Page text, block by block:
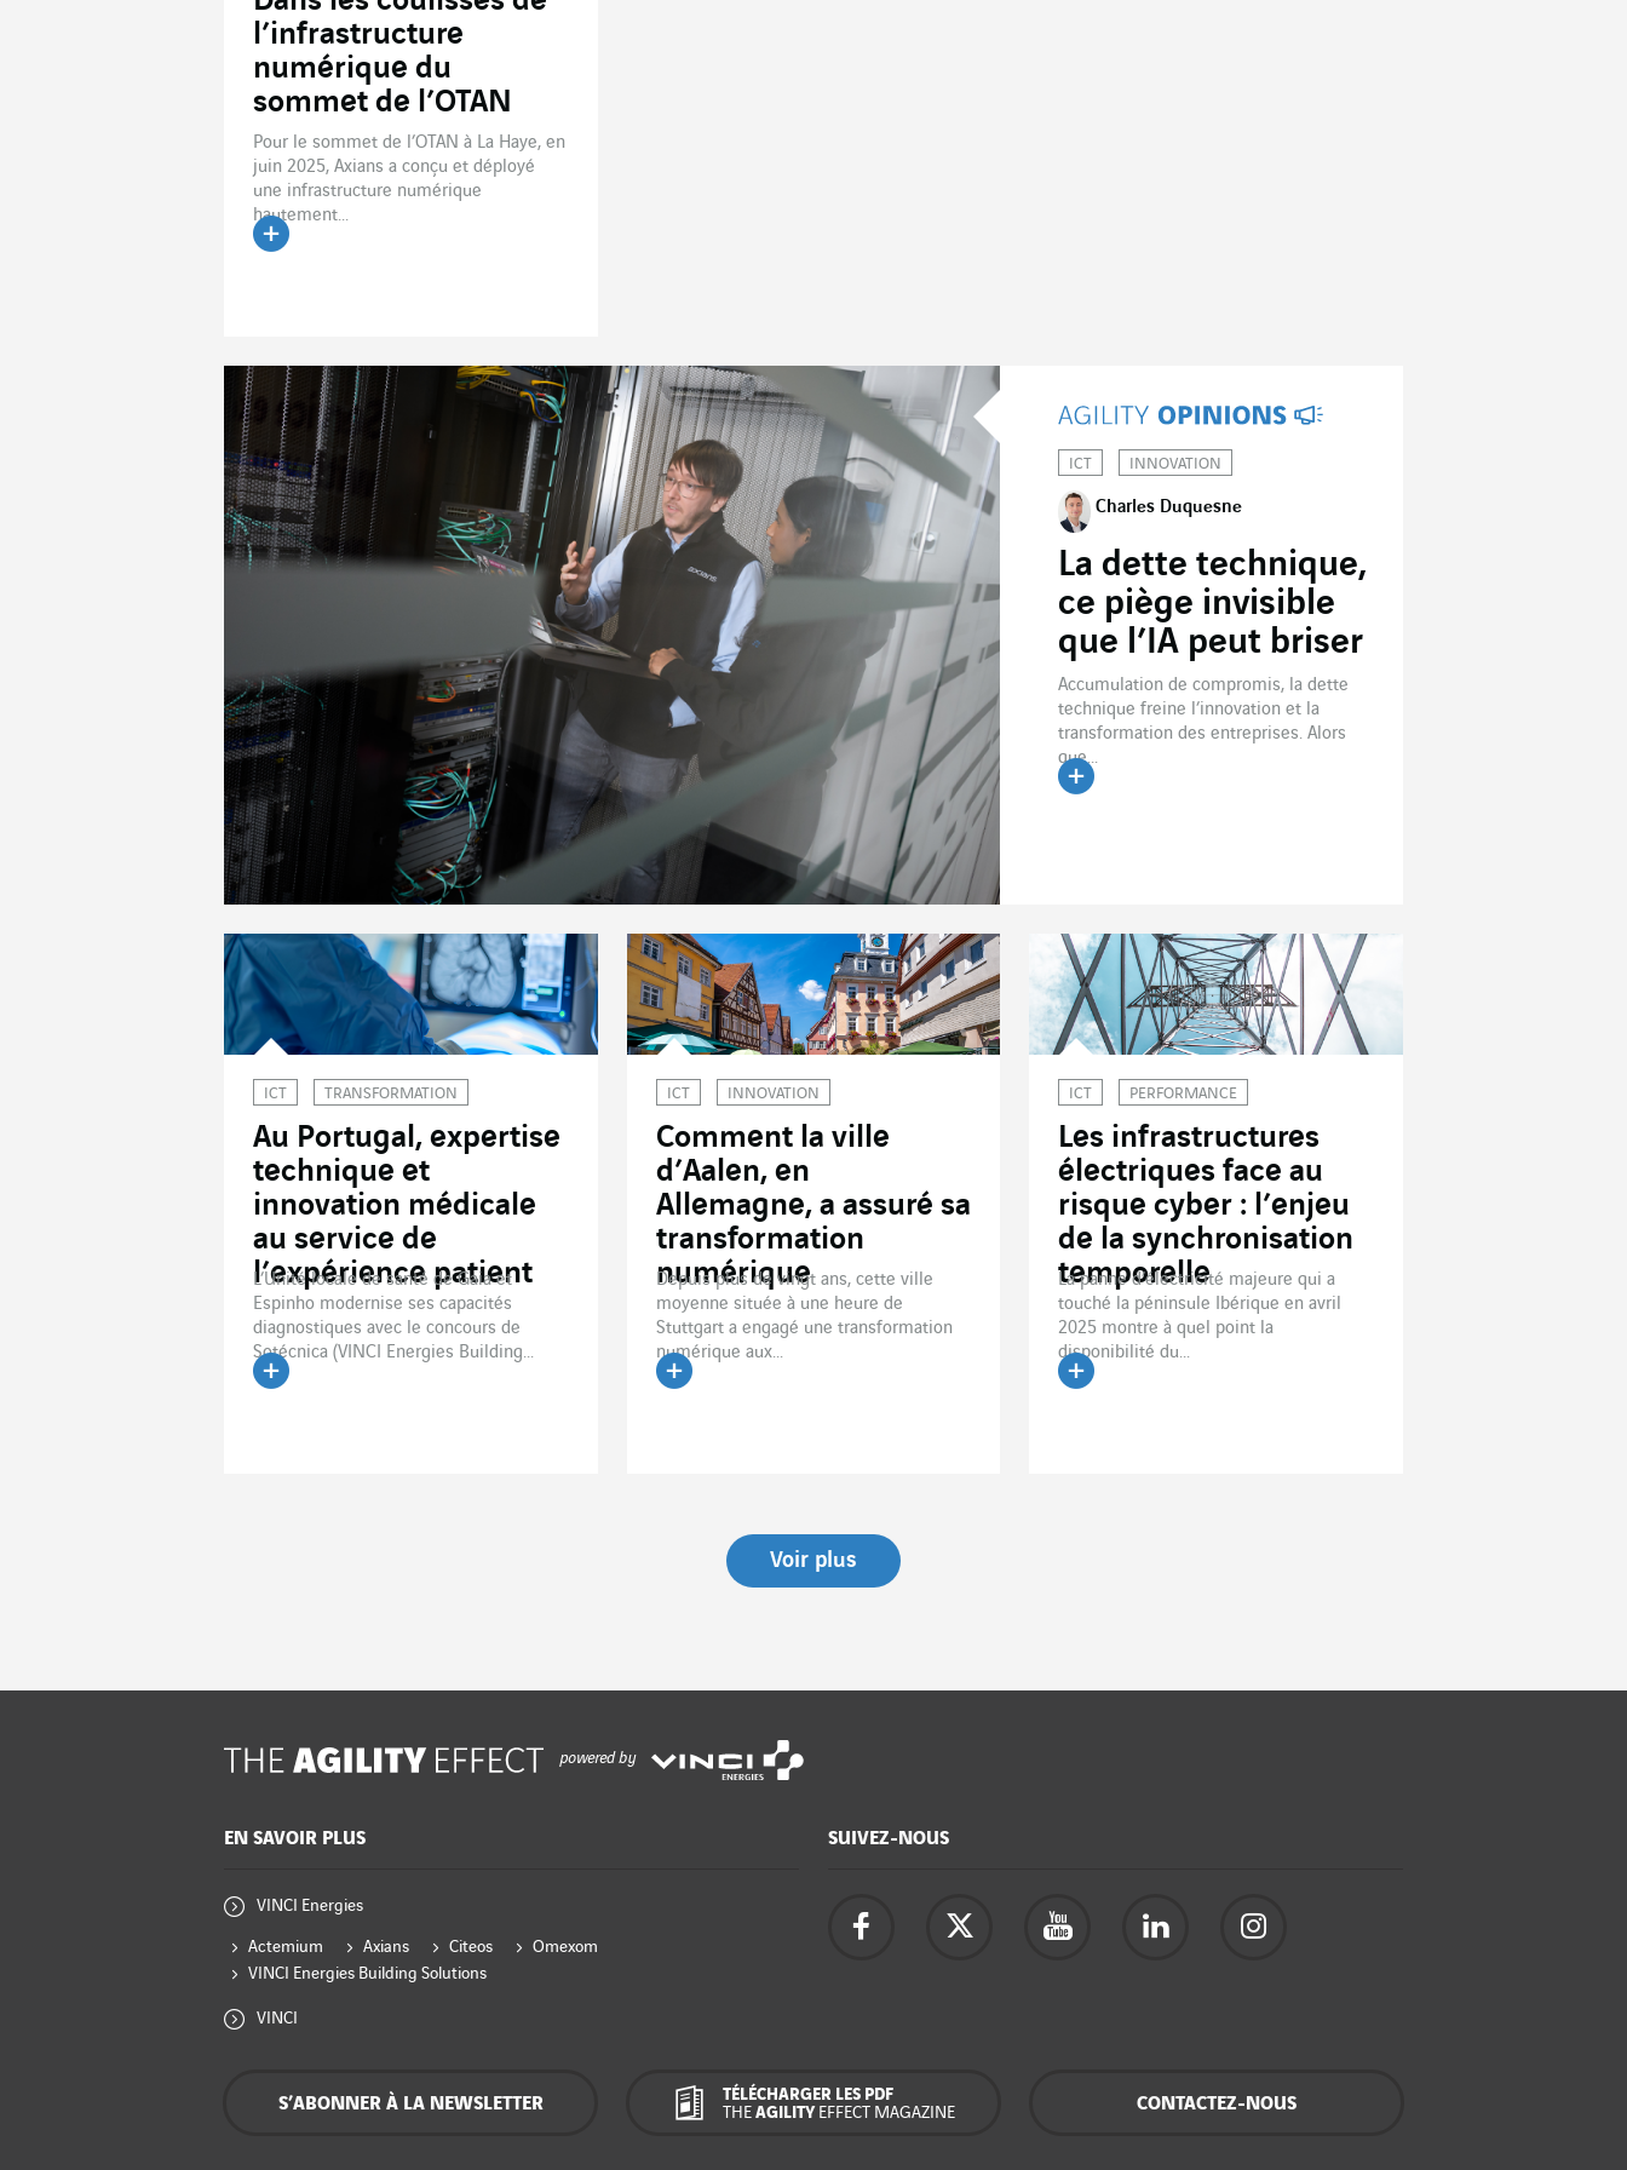
l’infrastructure
numérique du
sommet de l’OTAN
Pour le sommet de l’OTAN à La Haye, en
juin 2025, Axians a conçu et déployé
une infrastructure numérique
hautement...
ICT INNOVATION
Charles Duquesne
La dette technique,
ce piège invisible
que l’IA peut briser
Accumulation de compromis, la dette
technique freine l’innovation et la
transformation des entreprises. Alors
que...
ICT TRANSFORMATION
Au Portugal, expertise
technique et
innovation médicale
au service de
l’expérience patient
L’Unité locale de santé de Gaia et
Espinho modernise ses capacités
diagnostiques avec le concours de
Sotécnica (VINCI Energies Building...
ICT INNOVATION
Comment la ville
d’Aalen, en
Allemagne, a assuré sa
transformation
numérique
Depuis plus de vingt ans, cette ville
moyenne située à une heure de
Stuttgart a engagé une transformation
numérique aux...
ICT PERFORMANCE
Les infrastructures
électriques face au
risque cyber : l’enjeu
de la synchronisation
temporelle
La panne d’électricité majeure qui a
touché la péninsule Ibérique en avril
2025 montre à quel point la
disponibilité du...
Voir plus
powered by
EN SAVOIR PLUS
VINCI Energies
Actemium Axians Citeos
Omexom
VINCI Energies Building Solutions
VINCI
SUIVEZ-NOUS
S’ABONNER À LA NEWSLETTER
TÉLÉCHARGER LES PDF
THEAGILITY EFFECT MAGAZINE CONTACTEZ-NOUS